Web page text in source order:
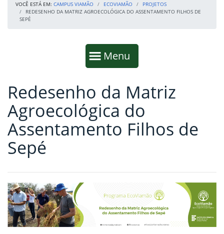
VOCÊ ESTÁ EM: CAMPUS VIAMÃO ECOVIAMÃO
PROJETOS
REDESENHO DA MATRIZ AGROECOLÓGICA DO ASSENTAMENTO FILHOS DE
SEPÉ
Mostrar
Menu
Fim da navegação
Início do conteúdo
Redesenho da Matriz
Agroecológica do
Assentamento Filhos de
Sepé